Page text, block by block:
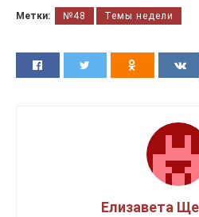
Метки: №48 Темы недели
Елизавета